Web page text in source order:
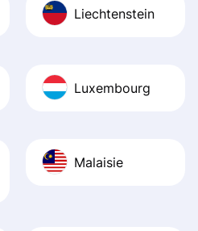
Liechtenstein
Luxembourg
Malaisie